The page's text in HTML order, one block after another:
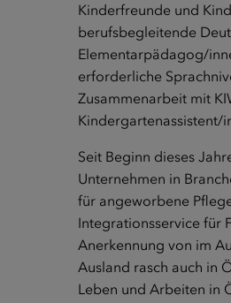
Kinderfreunde und
berufsbegleitende
Elementarpädagog/
erforderliche
Zusammenarbeit mit
Kindergartenassistent/
Seit Beginn dieses
Unternehmen in
für angeworbene
Integrationsservice für
Anerkennung von im
Ausland rasch auch in
Leben und Arbeiten in